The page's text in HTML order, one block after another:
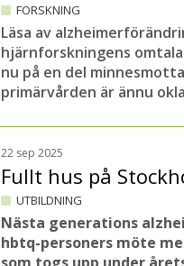
FORSKNING
Läsa av
hjärnforskningens
nu på en del
primärvården är ännu
22 sep 2025
Fullt hus på
UTBILDNING
Nästa generations
hbtq-personers möte